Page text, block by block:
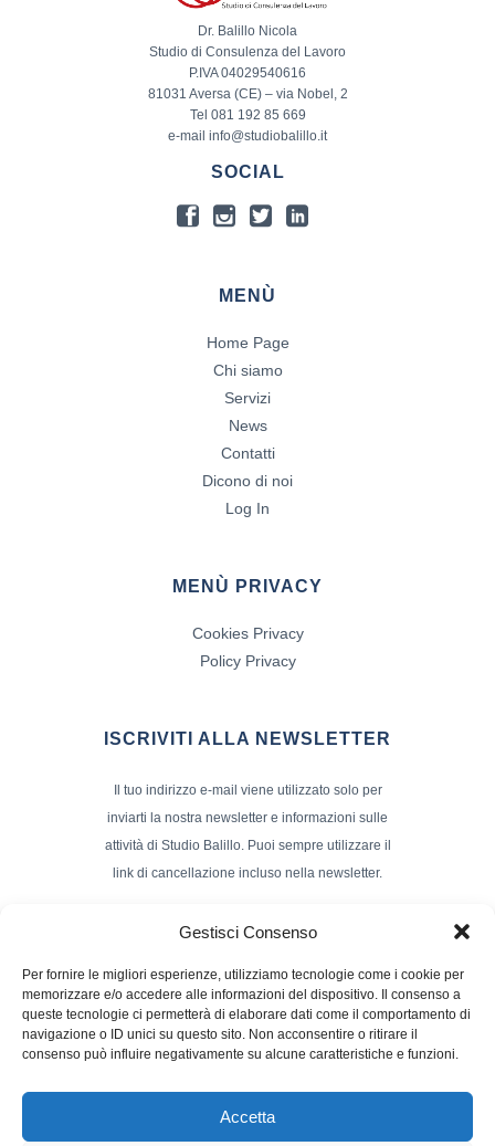
Gestisci Consenso
Per fornire le migliori esperienze, utilizziamo tecnologie come i cookie per
memorizzare e/o accedere alle informazioni del dispositivo. Il consenso a
queste tecnologie ci permetterà di elaborare dati come il comportamento di
navigazione o ID unici su questo sito. Non acconsentire o ritirare il
consenso può influire negativamente su alcune caratteristiche e funzioni.
Accetta
Dr. Balillo Nicola
Studio di Consulenza del Lavoro
P.IVA 04029540616
81031 Aversa (CE) – via Nobel, 2
Tel 081 192 85 669
e-mail info@studiobalillo.it
SOCIAL
MENÙ
Home Page
Chi siamo
Servizi
News
Contatti
Dicono di noi
Log In
MENÙ PRIVACY
Cookies Privacy
Policy Privacy
ISCRIVITI ALLA NEWSLETTER
Il tuo indirizzo e-mail viene utilizzato solo per
inviarti la nostra newsletter e informazioni sulle
attività di Studio Balillo. Puoi sempre utilizzare il
link di cancellazione incluso nella newsletter.
Nome e Cognome